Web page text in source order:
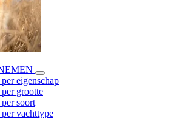
eigenschap
grootte
soort
vachttype